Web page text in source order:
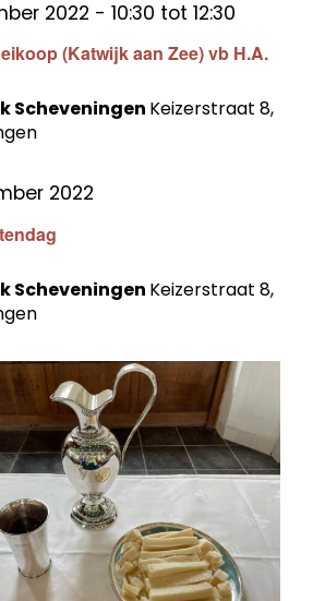
(Katwijk aan Zee) vb H.A.
2022 - 10:30 tot 12:30
Scheveningen Keizerstraat 8,
2022
Scheveningen Keizerstraat 8,